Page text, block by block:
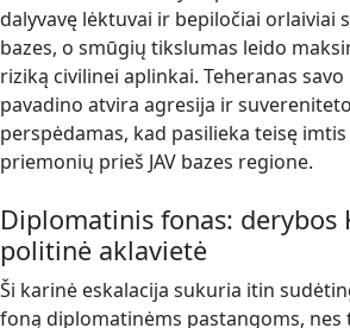
dalyvavę lėktuvai ir bepiločiai orlaiviai
bazes, o smūgių tikslumas leido
riziką civilinei aplinkai. Teheranas
pavadino atvira agresija ir
perspėdamas, kad pasilieka teisę
priemonių prieš JAV bazes regione.
Diplomatinis fonas: derybos
politinė aklavietė
Ši karinė eskalacija sukuria itin
foną diplomatinėms pastangoms, nes